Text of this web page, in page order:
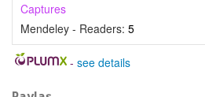
Captures
Mendeley - Readers: 5
- see details